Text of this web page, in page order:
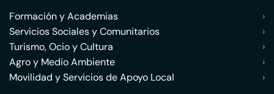
Formación y Academias
›
Servicios Sociales y Comunitarios
›
Turismo, Ocio y Cultura
›
Agro y Medio Ambiente
›
Movilidad y Servicios de Apoyo Local
›